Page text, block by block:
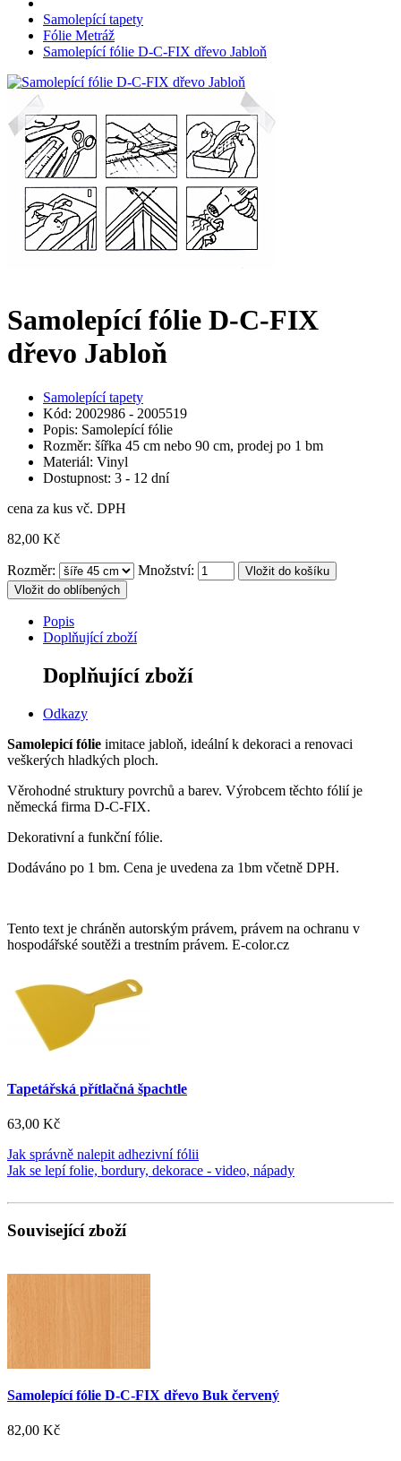
Samolepící tapety
Fólie Metráž
Samolepící fólie D-C-FIX dřevo Jabloň
Samolepící fólie D-C-FIX
dřevo Jabloň
Samolepící tapety
Kód: 2002986 - 2005519
Popis: Samolepící fólie
Rozměr: šířka 45 cm nebo 90 cm, prodej po 1 bm
Materiál: Vinyl
Dostupnost: 3 - 12 dní
cena za kus vč. DPH
82,00 Kč
Rozměr: Množství:
Vložit do oblíbených
Popis
Doplňující zboží
Doplňující zboží
Odkazy
Samolepicí fólie imitace jabloň, ideální k dekoraci a renovaci
veškerých hladkých ploch.
Věrohodné struktury povrchů a barev. Výrobcem těchto fólií je
německá firma D-C-FIX.
Dekorativní a funkční fólie.
Dodáváno po 1 bm. Cena je uvedena za 1bm včetně DPH.
Tento text je chráněn autorským právem, právem na ochranu v
hospodářské soutěži a trestním právem. E-color.cz
Tapetářská přítlačná špachtle
63,00 Kč
Jak správně nalepit adhezivní fólii
Jak se lepí folie, bordury, dekorace - video, nápady
Související zboží
Samolepící fólie D-C-FIX dřevo Buk červený
82,00 Kč